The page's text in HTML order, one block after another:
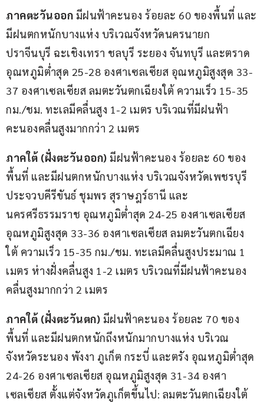
ภาคตะวันออก มีฝนฟ้าคะนอง ร้อยละ 60 ของพื้นที่ และ
มีฝนตกหนักบางแห่ง บริเวณจังหวัดนครนายก
ปราจีนบุรี ฉะเชิงเทรา ชลบุรี ระยอง จันทบุรี และตราด
อุณหภูมิต่ำสุด 25-28 องศาเซลเซียส อุณหภูมิสูงสุด 33-
37 องศาเซลเซียส ลมตะวันตกเฉียงใต้ ความเร็ว 15-35
กม./ชม. ทะเลมีคลื่นสูง 1-2 เมตร บริเวณที่มีฝนฟ้า
คะนองคลื่นสูงมากกว่า 2 เมตร
ภาคใต้ (ฝั่งตะวันออก) มีฝนฟ้าคะนอง ร้อยละ 60 ของ
พื้นที่ และมีฝนตกหนักบางแห่ง บริเวณจังหวัดเพชรบุรี
ประจวบคีรีขันธ์ ชุมพร สุราษฎร์ธานี และ
นครศรีธรรมราช อุณหภูมิต่ำสุด 24-25 องศาเซลเซียส
อุณหภูมิสูงสุด 33-36 องศาเซลเซียส ลมตะวันตกเฉียง
ใต้ ความเร็ว 15-35 กม./ชม. ทะเลมีคลื่นสูงประมาณ 1
เมตร ห่างฝั่งคลื่นสูง 1-2 เมตร บริเวณที่มีฝนฟ้าคะนอง
คลื่นสูงมากกว่า 2 เมตร
ภาคใต้ (ฝั่งตะวันตก) มีฝนฟ้าคะนอง ร้อยละ 70 ของ
พื้นที่ และมีฝนตกหนักถึงหนักมากบางแห่ง บริเวณ
จังหวัดระนอง พังงา ภูเก็ต กระบี่ และตรัง อุณหภูมิต่ำสุด
24-26 องศาเซลเซียส อุณหภูมิสูงสุด 31-34 องศา
เซลเซียส ตั้งแต่จังหวัดภูเก็ตขึ้นไป: ลมตะวันตกเฉียงใต้